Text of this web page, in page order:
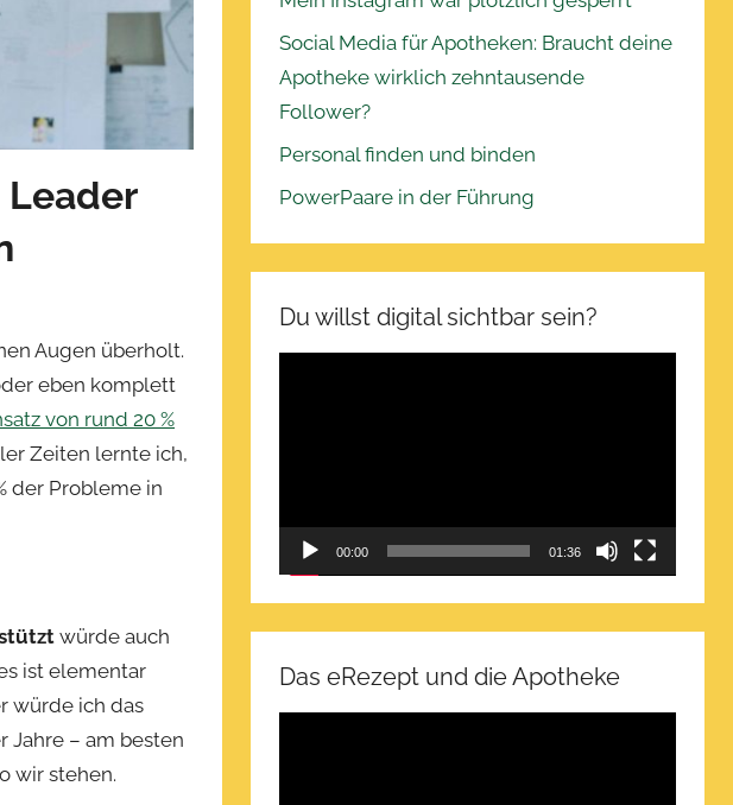
Augen überholt.
eben komplett
von rund 20 %
Zeiten lernte ich,
der Probleme in
würde auch
ist elementar
würde ich das
Jahre – am besten
wir stehen.
Social Media für Apotheken: Braucht deine
Apotheke wirklich zehntausende
Follower?
Personal finden und binden
PowerPaare in der Führung
Du willst digital sichtbar sein?
00:00 01:36
Das eRezept und die Apotheke